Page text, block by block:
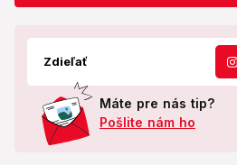
Zdieľať
Máte pre nás tip?
Pošlite nám ho